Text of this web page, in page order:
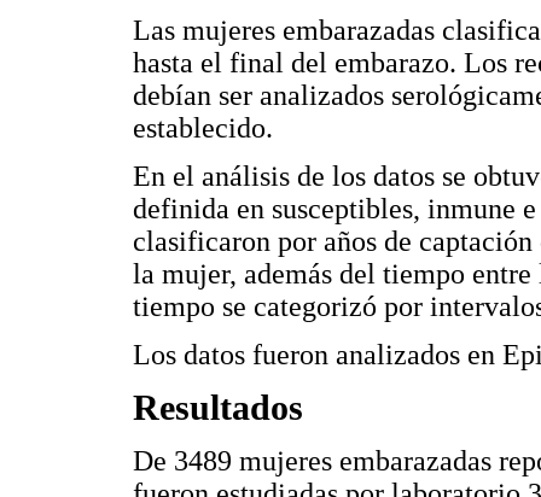
Las mujeres embarazadas
hasta el final del embarazo. Los
debían ser analizados
establecido.
En el análisis de los datos se
definida en susceptibles, inmune
clasificaron por años de
la mujer, además del tiempo
tiempo se categorizó por
Los datos fueron analizados en
Resultados
De 3489 mujeres embarazadas